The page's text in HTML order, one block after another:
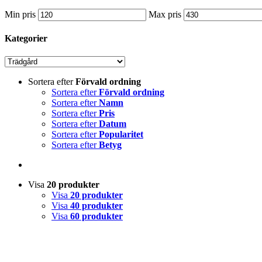
Min pris Max pris
Kategorier
Sortera efterFörvald ordning
Sortera efterFörvald ordning
Sortera efterNamn
Sortera efterPris
Sortera efterDatum
Sortera efterPopularitet
Sortera efterBetyg
Visa 20 produkter
Visa 20 produkter
Visa 40 produkter
Visa 60 produkter